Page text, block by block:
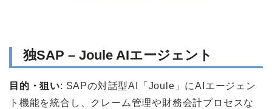
独SAP – Joule AIエージェント
目的・狙い: SAPの対話型AI「Joule」にAIエージェン
ト機能を統合し、クレーム管理や財務会計プロセスな